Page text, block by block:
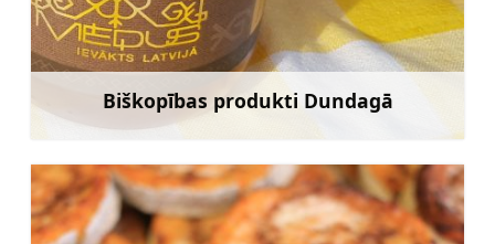
Biškopības produkti Dundagā
Uzzināt vairāk